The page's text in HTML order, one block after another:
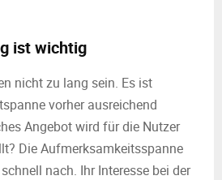
ist wichtig
nicht zu lang sein. Es ist
vorher ausreichend
Angebot wird für die Nutzer
Die Aufmerksamkeitsspanne
nach. Ihr Interesse bei der